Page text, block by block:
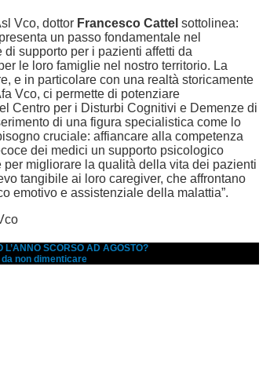
Vco, dottor Francesco Cattel sottolinea:
un passo fondamentale nel
supporto per i pazienti affetti da
le loro famiglie nel nostro territorio. La
e in particolare con una realtà storicamente
Vco, ci permette di potenziare
Centro per i Disturbi Cognitivi e Demenze di
di una figura specialistica come lo
cruciale: affiancare alla competenza
dei medici un supporto psicologico
migliorare la qualità della vita dei pazienti
tangibile ai loro caregiver, che affrontano
emotivo e assistenziale della malattia”.
SCORSO AD AGOSTO?
non dimenticare